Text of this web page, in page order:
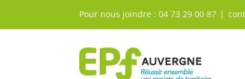
Pour nous joindre : 04 73 29 00 87 |